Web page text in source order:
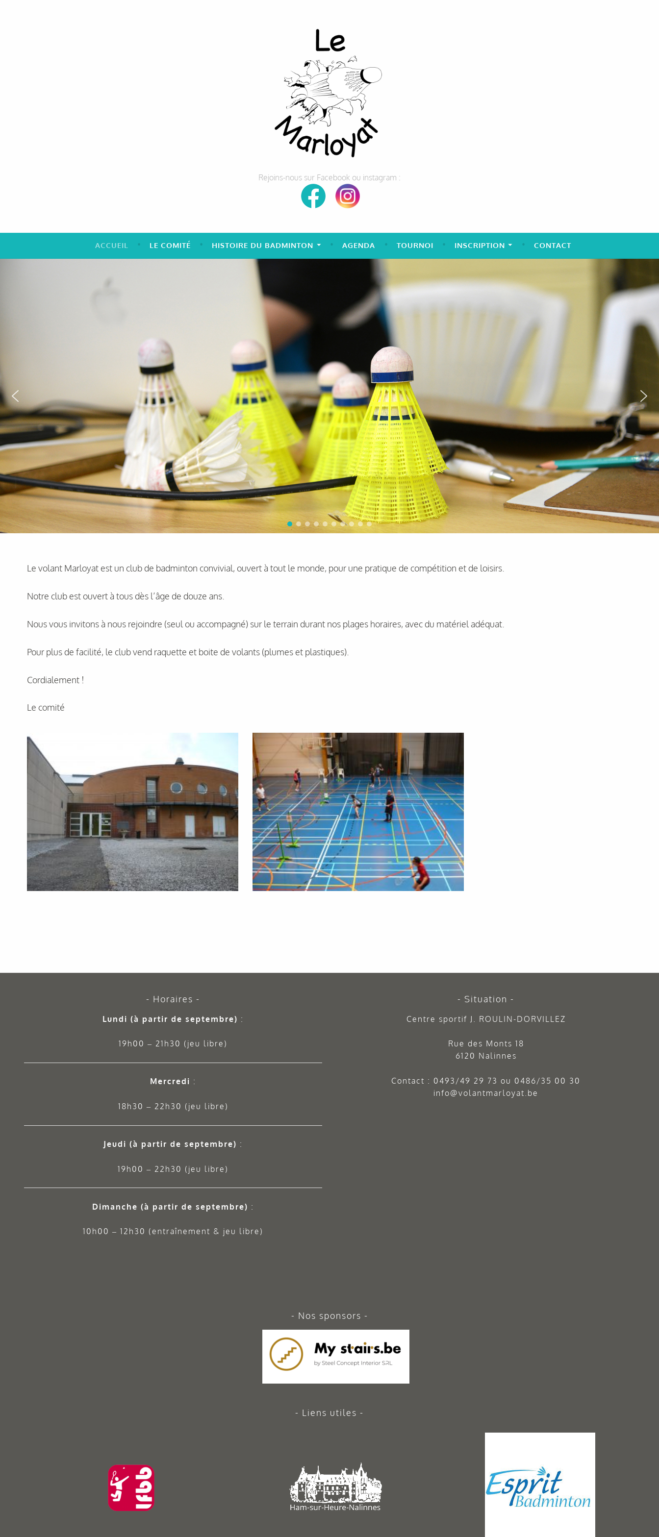
Rejoins-nous sur Facebook ou instagram :
ACCUEIL LE COMITÉ HISTOIRE DU BADMINTON AGENDA TOURNOI INSCRIPTION CONTACT
Le volant Marloyat est un club de badminton convivial, ouvert à tout le monde, pour une pratique de compétition et de loisirs.
Notre club est ouvert à tous dès l’âge de douze ans.
Nous vous invitons à nous rejoindre (seul ou accompagné) sur le terrain durant nos plages horaires, avec du matériel adéquat.
Pour plus de facilité, le club vend raquette et boite de volants (plumes et plastiques).
Cordialement !
Le comité
Horaires
Lundi (à partir de septembre) :
19h00 – 21h30 (jeu libre)
Mercredi :
18h30 – 22h30 (jeu libre)
Jeudi (à partir de septembre) :
19h00 – 22h30 (jeu libre)
Dimanche (à partir de septembre) :
10h00 – 12h30 (entraînement & jeu libre)
Situation
Centre sportif J. ROULIN-DORVILLEZ
Rue des Monts 18
6120 Nalinnes
Contact : 0493/49 29 73 ou 0486/35 00 30
info@volantmarloyat.be
Nos sponsors
Liens utiles